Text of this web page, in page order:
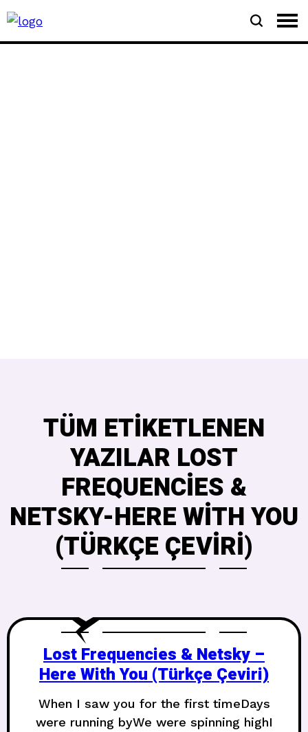
TÜM ETIKETLENEN
YAZILAR LOST
FREQUENCIES &
NETSKY-HERE WITH YOU
(TÜRKÇE ÇEVIRI)
Lost Frequencies & Netsky –
Here With You (Türkçe Çeviri)
When I saw you for the first timeDays
were running byWe were spinning highI